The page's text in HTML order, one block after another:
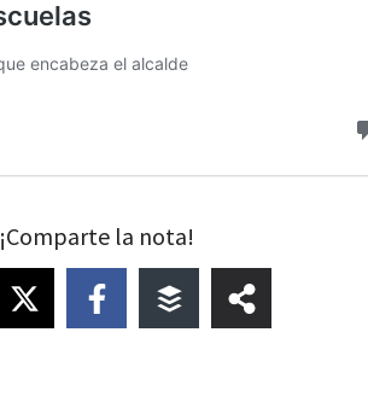
¡Comparte la nota!